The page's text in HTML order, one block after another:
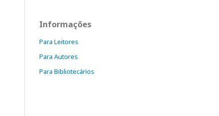
Informações
Para Leitores
Para Autores
Para Bibliotecários